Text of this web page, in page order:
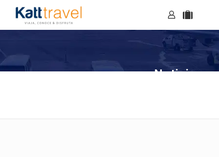
Noticias